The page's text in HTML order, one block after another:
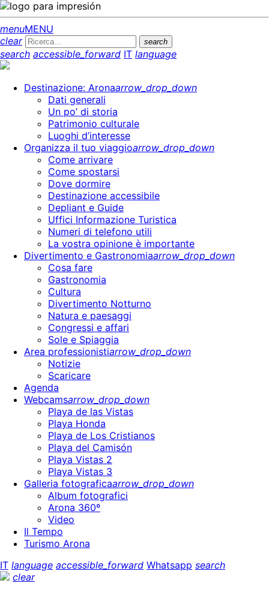
menuMENU
clear
search
search accessible_forward IT language
Destinazione: Aronaarrow_drop_down
Dati generali
Un po’ di storia
Patrimonio culturale
Luoghi d’interesse
Organizza il tuo viaggioarrow_drop_down
Come arrivare
Come spostarsi
Dove dormire
Destinazione accessibile
Depliant e Guide
Uffici Informazione Turistica
Numeri di telefono utili
La vostra opinione è importante
Divertimento e Gastronomiaarrow_drop_down
Cosa fare
Gastronomia
Cultura
Divertimento Notturno
Natura e paesaggi
Congressi e affari
Sole e Spiaggia
Area professionistiarrow_drop_down
Notizie
Scaricare
Agenda
Webcamsarrow_drop_down
Playa de las Vistas
Playa Honda
Playa de Los Cristianos
Playa del Camisón
Playa Vistas 2
Playa Vistas 3
Galleria fotograficaarrow_drop_down
Album fotografici
Arona 360º
Video
Il Tempo
Turismo Arona
IT language accessible_forward Whatsapp search
clear